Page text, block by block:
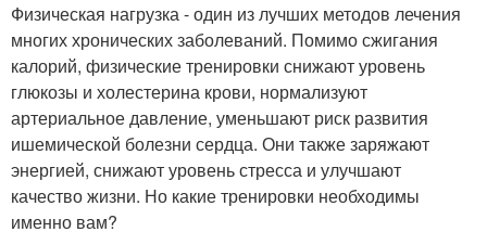
Физическая нагрузка - один из лучших методов лечения
многих хронических заболеваний. Помимо сжигания
калорий, физические тренировки снижают уровень
глюкозы и холестерина крови, нормализуют
артериальное давление, уменьшают риск развития
ишемической болезни сердца. Они также заряжают
энергией, снижают уровень стресса и улучшают
качество жизни. Но какие тренировки необходимы
именно вам?